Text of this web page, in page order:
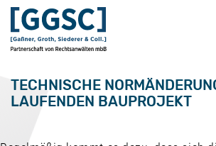
TECHNISCHE
LAUFENDEN BAUPROJEKT